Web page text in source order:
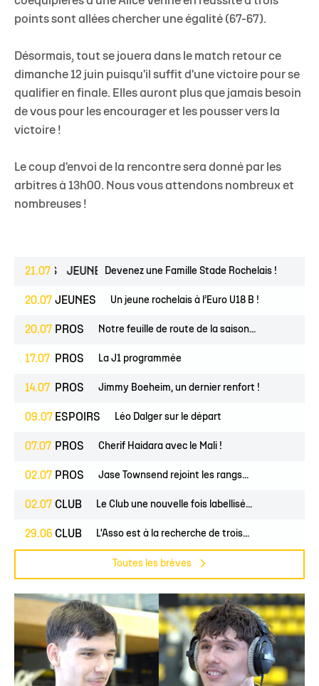
points sont allées chercher une égalité (67-67).
Désormais, tout se jouera dans le match retour ce
dimanche 12 juin puisqu'il suffit d'une victoire pour se
qualifier en finale. Elles auront plus que jamais besoin
de vous pour les encourager et les pousser vers la
victoire !
Le coup d'envoi de la rencontre sera donné par les
arbitres à 13h00. Nous vous attendons nombreux et
nombreuses !
21.07
ESPOIRS JEUNES Devenez une Famille Stade Rochelais !
20.07 JEUNES Un jeune rochelais à l’Euro U18 B !
20.07 PROS Notre feuille de route de la saison...
17.07 PROS La J1 programmée
14.07 PROS Jimmy Boeheim, un dernier renfort !
09.07 ESPOIRS Léo Dalger sur le départ
07.07 PROS Cherif Haidara avec le Mali !
02.07 PROS Jase Townsend rejoint les rangs...
02.07 CLUB Le Club une nouvelle fois labellisé...
29.06 CLUB L'Asso est à la recherche de trois...
Toutes les brèves